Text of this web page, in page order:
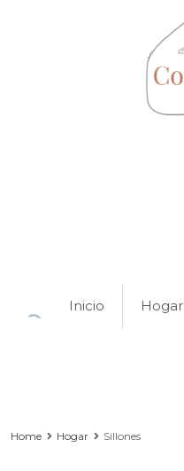
Inicio Hogar
Home Hogar Sillones